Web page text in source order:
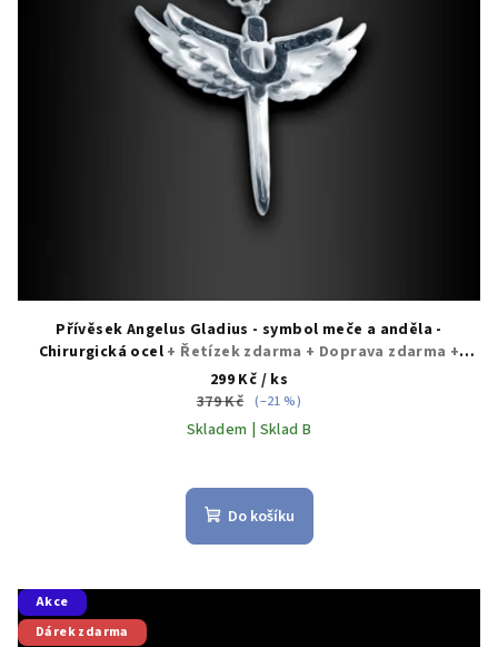
Přívěsek Angelus Gladius - symbol meče a anděla -
Chirurgická ocel + Řetízek zdarma + Doprava zdarma +
Dárkové balení zdarma
299 Kč / ks
379 Kč (–21 %)
Skladem | Sklad B
Do košíku
Akce
Dárek zdarma